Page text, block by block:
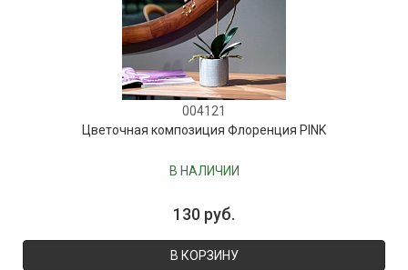
004121
Цветочная композиция Флоренция PINK
В НАЛИЧИИ
130 руб.
В КОРЗИНУ